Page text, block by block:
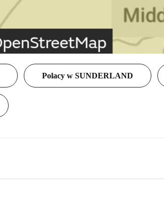
Polacy w SUNDERLAND